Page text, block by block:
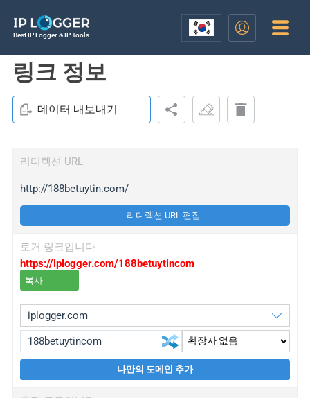
Best IP Logger & IP Tools
링크 정보
데이터 내보내기
리디렉션 URL
http://188betuytin.com/
리디렉션 URL 편집
로거 링크입니다
https://iplogger.com/188betuytincom
복사
나만의 도메인 추가